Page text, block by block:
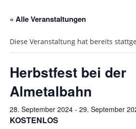
« Alle Veranstaltungen
Diese Veranstaltung hat bereits
Herbstfest bei der
Almetalbahn
28. September 2024 - 29. September
KOSTENLOS